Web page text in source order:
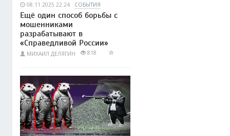
08.11.2025 22:24 СОБЫТИЯ
Ещё один способ борьбы с
мошенниками
разрабатывают в
«Справедливой России»
МИХАИЛ ДЕЛЯГИН 818